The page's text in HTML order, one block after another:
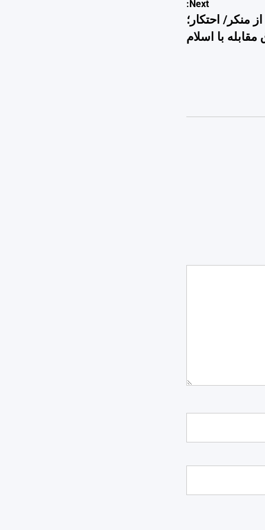
Next:
منکر/ احتکار؛
با اسلام